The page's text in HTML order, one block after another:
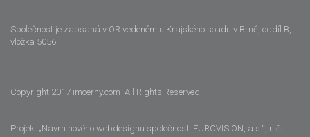
Společnost je zapsaná v OR vedeném u Krajského soudu v Brně, oddíl B,
vložka 5056
Copyright 2017 imcerny.com All Rights Reserved
Projekt „Návrh nového webdesignu společnosti EUROVISION, a.s.“, r. č.